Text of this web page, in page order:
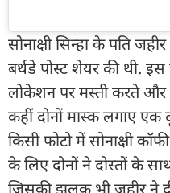
सोनाक्षी सिन्हा के पति
बर्थडे पोस्ट शेयर की थी.
लोकेशन पर मस्ती करते और
कहीं दोनों मास्क लगाए एक
किसी फोटो में सोनाक्षी
के लिए दोनों ने दोस्तों के
जिसकी झलक भी जहीर ने